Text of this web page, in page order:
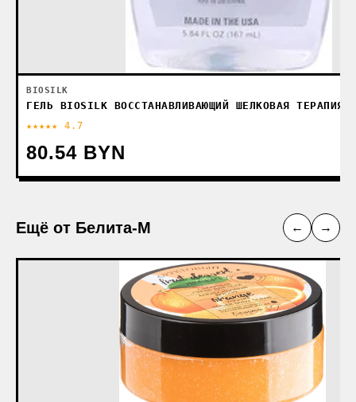
BIOSILK
ГЕЛЬ BIOSILK ВОССТАНАВЛИВАЮЩИЙ ШЕЛКОВАЯ
★★★★★ 4.7
80.54 BYN
Ещё от Белита-М ← →